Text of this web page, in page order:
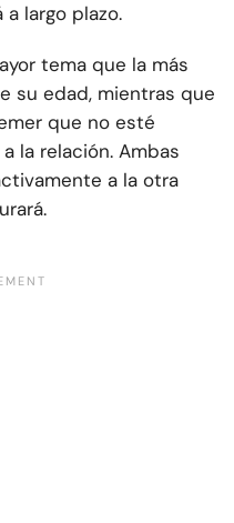
largo plazo.
tema que la más
su edad, mientras que
que no esté
la relación. Ambas
a la otra